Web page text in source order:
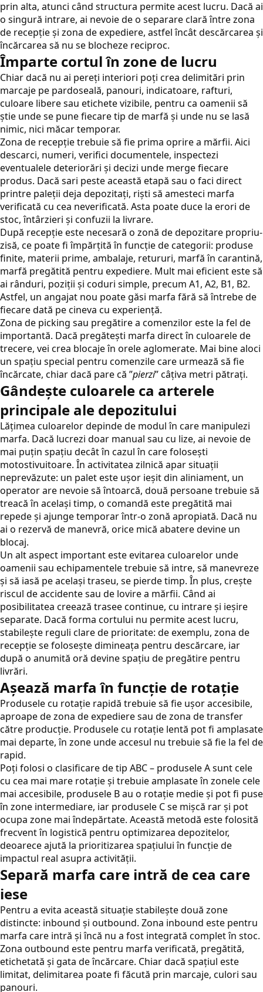
prin alta, atunci când structura permite acest lucru. Dacă ai
o singură intrare, ai nevoie de o separare clară între zona
de recepție și zona de expediere, astfel încât descărcarea și
încărcarea să nu se blocheze reciproc.
Împarte cortul în zone de lucru
Chiar dacă nu ai pereți interiori poți crea delimitări prin
marcaje pe pardoseală, panouri, indicatoare, rafturi,
culoare libere sau etichete vizibile, pentru ca oamenii să
știe unde se pune fiecare tip de marfă și unde nu se lasă
nimic, nici măcar temporar.
Zona de recepție trebuie să fie prima oprire a mărfii. Aici
descarci, numeri, verifici documentele, inspectezi
eventualele deteriorări și decizi unde merge fiecare
produs. Dacă sari peste această etapă sau o faci direct
printre paleții deja depozitați, riști să amesteci marfa
verificată cu cea neverificată. Asta poate duce la erori de
stoc, întârzieri și confuzii la livrare.
După recepție este necesară o zonă de depozitare propriu-
zisă, ce poate fi împărțită în funcție de categorii: produse
finite, materii prime, ambalaje, retururi, marfă în carantină,
marfă pregătită pentru expediere. Mult mai eficient este să
ai rânduri, poziții și coduri simple, precum A1, A2, B1, B2.
Astfel, un angajat nou poate găsi marfa fără să întrebe de
fiecare dată pe cineva cu experiență.
Zona de picking sau pregătire a comenzilor este la fel de
importantă. Dacă pregătești marfa direct în culoarele de
trecere, vei crea blocaje în orele aglomerate. Mai bine aloci
un spațiu special pentru comenzile care urmează să fie
încărcate, chiar dacă pare că ”pierzi” câțiva metri pătrați.
Gândește culoarele ca arterele
principale ale depozitului
Lățimea culoarelor depinde de modul în care manipulezi
marfa. Dacă lucrezi doar manual sau cu lize, ai nevoie de
mai puțin spațiu decât în cazul în care folosești
motostivuitoare. În activitatea zilnică apar situații
neprevăzute: un palet este ușor ieșit din aliniament, un
operator are nevoie să întoarcă, două persoane trebuie să
treacă în același timp, o comandă este pregătită mai
repede și ajunge temporar într-o zonă apropiată. Dacă nu
ai o rezervă de manevră, orice mică abatere devine un
blocaj.
Un alt aspect important este evitarea culoarelor unde
oamenii sau echipamentele trebuie să intre, să manevreze
și să iasă pe același traseu, se pierde timp. În plus, crește
riscul de accidente sau de lovire a mărfii. Când ai
posibilitatea creează trasee continue, cu intrare și ieșire
separate. Dacă forma cortului nu permite acest lucru,
stabilește reguli clare de prioritate: de exemplu, zona de
recepție se folosește dimineața pentru descărcare, iar
după o anumită oră devine spațiu de pregătire pentru
livrări.
Așează marfa în funcție de rotație
Produsele cu rotație rapidă trebuie să fie ușor accesibile,
aproape de zona de expediere sau de zona de transfer
către producție. Produsele cu rotație lentă pot fi amplasate
mai departe, în zone unde accesul nu trebuie să fie la fel de
rapid.
Poți folosi o clasificare de tip ABC – produsele A sunt cele
cu cea mai mare rotație și trebuie amplasate în zonele cele
mai accesibile, produsele B au o rotație medie și pot fi puse
în zone intermediare, iar produsele C se mișcă rar și pot
ocupa zone mai îndepărtate. Această metodă este folosită
frecvent în logistică pentru optimizarea depozitelor,
deoarece ajută la prioritizarea spațiului în funcție de
impactul real asupra activității.
Separă marfa care intră de cea care
iese
Pentru a evita această situație stabilește două zone
distincte: inbound și outbound. Zona inbound este pentru
marfa care intră și încă nu a fost integrată complet în stoc.
Zona outbound este pentru marfa verificată, pregătită,
etichetată și gata de încărcare. Chiar dacă spațiul este
limitat, delimitarea poate fi făcută prin marcaje, culori sau
panouri.